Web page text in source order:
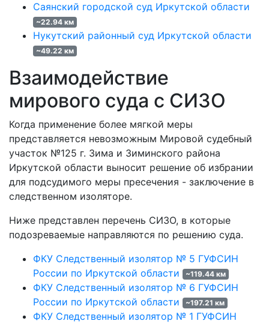
Саянский городской суд Иркутской области
~22.94 км
Нукутский районный суд Иркутской области
~49.22 км
Взаимодействие
мирового суда с СИЗО
Когда применение более мягкой меры
представляется невозможным Мировой судебный
участок №125 г. Зима и Зиминского района
Иркутской области выносит решение об избрании
для подсудимого меры пресечения - заключение в
следственном изоляторе.
Ниже представлен перечень СИЗО, в которые
подозреваемые направляются по решению суда.
ФКУ Следственный изолятор № 5 ГУФСИН
России по Иркутской области
~119.44 км
ФКУ Следственный изолятор № 6 ГУФСИН
России по Иркутской области
~197.21 км
ФКУ Следственный изолятор № 1 ГУФСИН